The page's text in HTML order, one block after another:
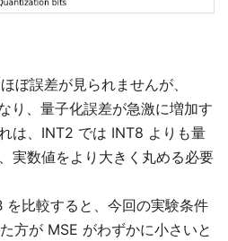
誤差が見られませんが、
り、量子化誤差が急激に増加す
は、INT2 では INT8 よりも量
実数値をより大きく丸める必要
を比較すると、今回の実験条件
方が MSE がわずかに小さいと